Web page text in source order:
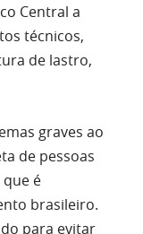
Central a
técnicos,
de lastro,
graves ao
de pessoas
é
brasileiro.
para evitar